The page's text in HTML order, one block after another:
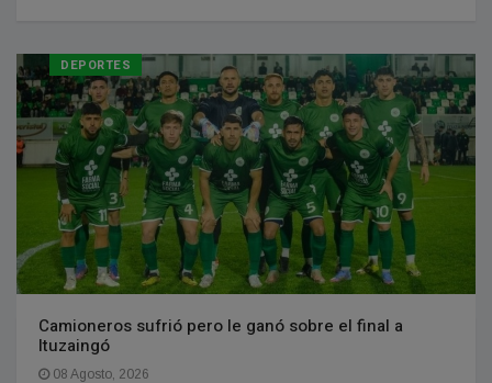
DEPORTES
Camioneros sufrió pero le ganó sobre el final a
Ituzaingó
08 Agosto, 2026